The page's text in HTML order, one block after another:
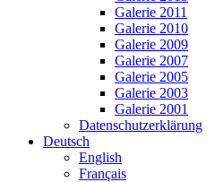
Galerie 2011
Galerie 2010
Galerie 2009
Galerie 2007
Galerie 2005
Galerie 2003
Galerie 2001
Datenschutzerklärung
Deutsch
English
Français